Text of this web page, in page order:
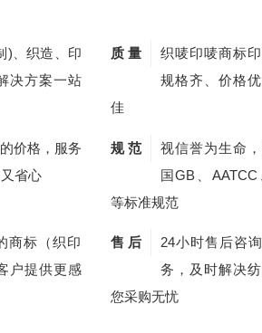
)、织造、印
决方案一站
质 量
织唛印唛商标
规格齐、价格
佳
价格，服务
省心
规 范
视信誉为生命
国GB、
等标准规范
商标（织印
户提供更感
售 后
24小时售后咨
务，及时解决
您采购无忧